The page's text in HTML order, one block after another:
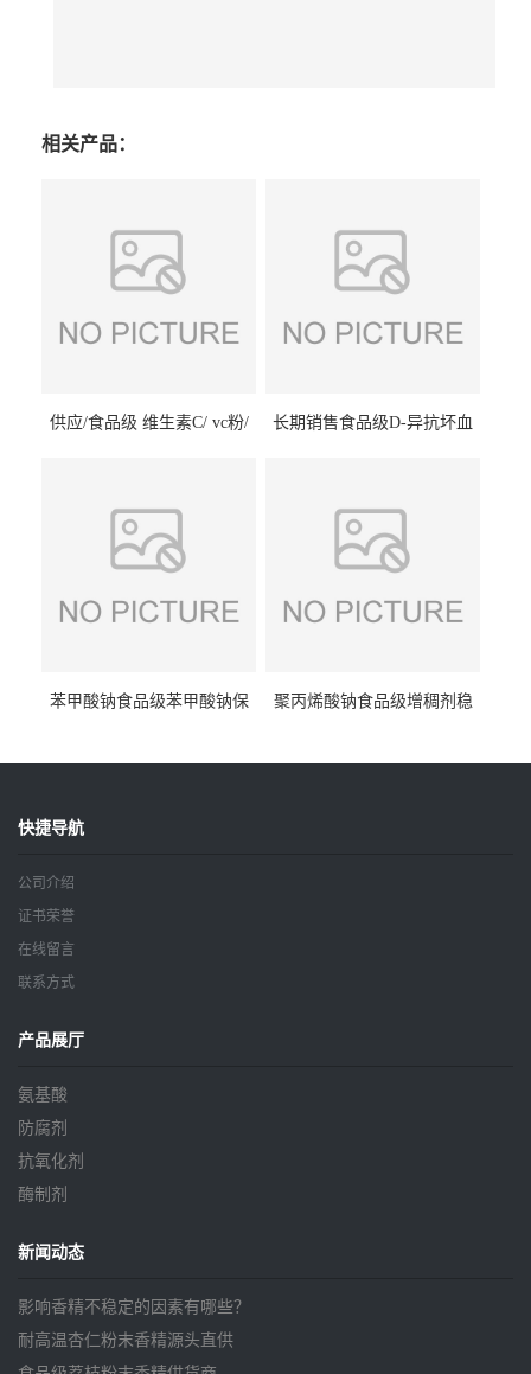
相关产品：
供应/食品级 维生素C/ vc粉/
长期销售食品级D-异抗坏血
苯甲酸钠食品级苯甲酸钠保
聚丙烯酸钠食品级增稠剂稳
快捷导航
公司介绍
证书荣誉
在线留言
联系方式
产品展厅
氨基酸
防腐剂
抗氧化剂
酶制剂
新闻动态
影响香精不稳定的因素有哪些？
耐高温杏仁粉末香精源头直供